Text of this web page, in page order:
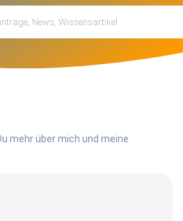
mehr über mich und meine